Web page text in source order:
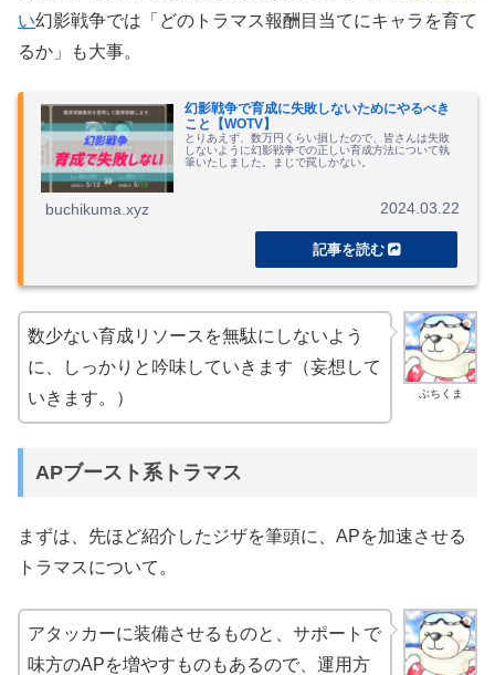
い幻影戦争では「どのトラマス報酬目当てにキャラを育て
るか」も大事。
幻影戦争で育成に失敗しないためにやるべき
こと【WOTV】
とりあえず、数万円くらい損したので、皆さんは失敗
しないように幻影戦争での正しい育成方法について執
筆いたしました。まじで罠しかない。
buchikuma.xyz 2024.03.22
ぶちくま
数少ない育成リソースを無駄にしないよう
に、しっかりと吟味していきます（妄想して
いきます。）
APブースト系トラマス
まずは、先ほど紹介したジザを筆頭に、APを加速させる
トラマスについて。
アタッカーに装備させるものと、サポートで
味方のAPを増やすものもあるので、運用方